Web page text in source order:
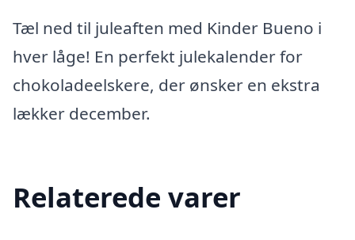
Tæl ned til juleaften med Kinder Bueno i
hver låge! En perfekt julekalender for
chokoladeelskere, der ønsker en ekstra
lækker december.
Relaterede varer